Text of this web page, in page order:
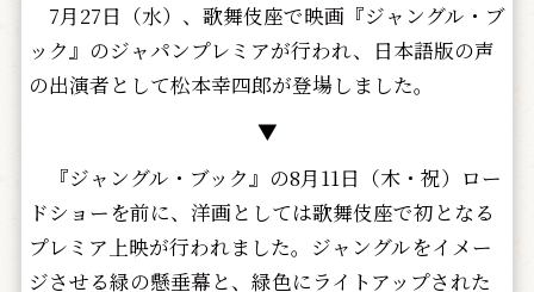
7月27日（水）、歌舞伎座で映画『ジャングル・ブ
ック』のジャパンプレミアが行われ、日本語版の声
の出演者として松本幸四郎が登場しました。
▼
『ジャングル・ブック』の8月11日（木・祝）ロー
ドショーを前に、洋画としては歌舞伎座で初となる
プレミア上映が行われました。ジャングルをイメー
ジさせる緑の懸垂幕と、緑色にライトアップされた